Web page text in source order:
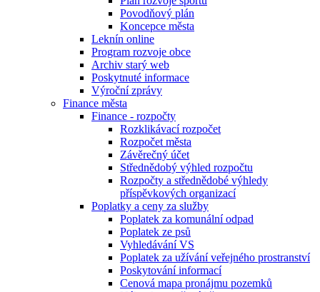
Povodňový plán
Koncepce města
Leknín online
Program rozvoje obce
Archiv starý web
Poskytnuté informace
Výroční zprávy
Finance města
Finance - rozpočty
Rozklikávací rozpočet
Rozpočet města
Závěrečný účet
Střednědobý výhled rozpočtu
Rozpočty a střednědobé výhledy
příspěvkových organizací
Poplatky a ceny za služby
Poplatek za komunální odpad
Poplatek ze psů
Vyhledávání VS
Poplatek za užívání veřejného prostranství
Poskytování informací
Cenová mapa pronájmu pozemků